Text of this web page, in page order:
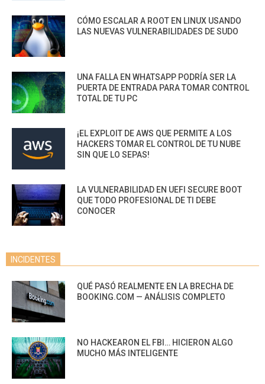
CÓMO ESCALAR A ROOT EN LINUX USANDO
LAS NUEVAS VULNERABILIDADES DE SUDO
UNA FALLA EN WHATSAPP PODRÍA SER LA
PUERTA DE ENTRADA PARA TOMAR CONTROL
TOTAL DE TU PC
¡EL EXPLOIT DE AWS QUE PERMITE A LOS
HACKERS TOMAR EL CONTROL DE TU NUBE
SIN QUE LO SEPAS!
LA VULNERABILIDAD EN UEFI SECURE BOOT
QUE TODO PROFESIONAL DE TI DEBE
CONOCER
INCIDENTES
QUÉ PASÓ REALMENTE EN LA BRECHA DE
BOOKING.COM — ANÁLISIS COMPLETO
NO HACKEARON EL FBI… HICIERON ALGO
MUCHO MÁS INTELIGENTE